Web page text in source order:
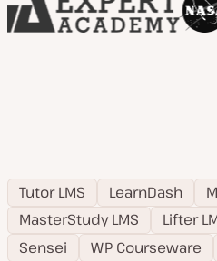
Tutor LMS LearnDash
MasterStudy LMS
Lifter
Sensei
WP Courseware